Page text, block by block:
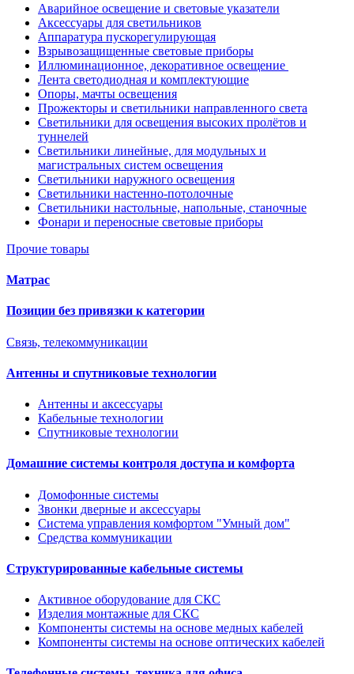
Аварийное освещение и световые указатели
Аксессуары для светильников
Аппаратура пускорегулирующая
Взрывозащищенные световые приборы
Иллюминационное, декоративное освещение
Лента светодиодная и комплектующие
Опоры, мачты освещения
Прожекторы и светильники направленного света
Светильники для освещения высоких пролётов и
туннелей
Светильники линейные, для модульных и
магистральных систем освещения
Светильники наружного освещения
Светильники настенно-потолочные
Светильники настольные, напольные, станочные
Фонари и переносные световые приборы
Прочие товары
Матрас
Позиции без привязки к категории
Связь, телекоммуникации
Антенны и спутниковые технологии
Антенны и аксессуары
Кабельные технологии
Спутниковые технологии
Домашние системы контроля доступа и комфорта
Домофонные системы
Звонки дверные и аксессуары
Система управления комфортом "Умный дом"
Средства коммуникации
Структурированные кабельные системы
Активное оборудование для СКС
Изделия монтажные для СКС
Компоненты системы на основе медных кабелей
Компоненты системы на основе оптических кабелей